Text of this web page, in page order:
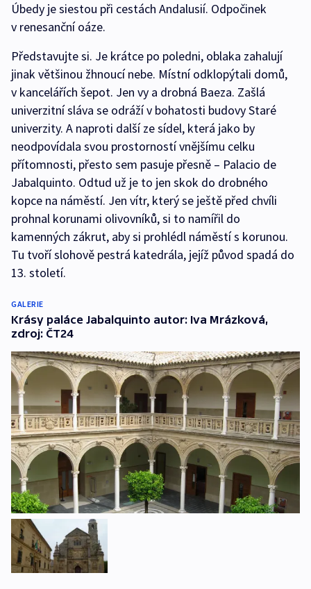
Úbedy je siestou při cestách Andalusií. Odpočinek
v renesanční oáze.
Představujte si. Je krátce po poledni, oblaka zahalují
jinak většinou žhnoucí nebe. Místní odklopýtali domů,
v kancelářích šepot. Jen vy a drobná Baeza. Zašlá
univerzitní sláva se odráží v bohatosti budovy Staré
univerzity. A naproti další ze sídel, která jako by
neodpovídala svou prostorností vnějšímu celku
přítomnosti, přesto sem pasuje přesně – Palacio de
Jabalquinto. Odtud už je to jen skok do drobného
kopce na náměstí. Jen vítr, který se ještě před chvíli
prohnal korunami olivovníků, si to namířil do
kamenných zákrut, aby si prohlédl náměstí s korunou.
Tu tvoří slohově pestrá katedrála, jejíž původ spadá do
13. století.
GALERIE
Krásy paláce Jabalquinto autor: Iva Mrázková,
zdroj: ČT24